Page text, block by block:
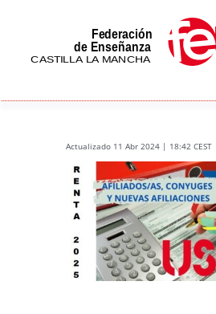
content
Actualizado 11 Abr 2024 | 18:42 CEST